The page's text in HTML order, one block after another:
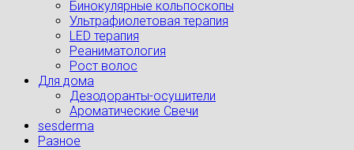
Бинокулярные кольпоскопы
Ультрафиолетовая терапия
LED терапия
Реаниматология
Рост волос
Для дома
Дезодоранты-осушители
Ароматические Свечи
sesderma
Разное